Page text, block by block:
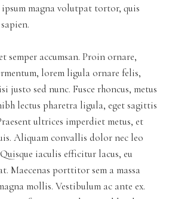
ipsum magna volutpat tortor, quis
semper accumsan. Proin ornare,
lorem ligula ornare felis,
justo sed nunc. Fusce rhoncus, metus
lectus pharetra ligula, eget sagittis
ultrices imperdiet metus, et
Aliquam convallis dolor nec leo
iaculis efficitur lacus, eu
Maecenas porttitor sem a massa
mollis. Vestibulum ac ante ex.